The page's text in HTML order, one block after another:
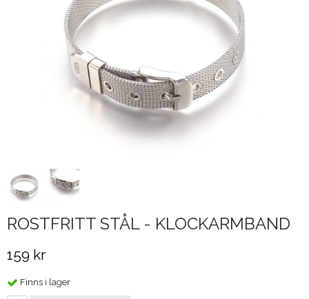
ROSTFRITT STÅL - KLOCKARMBAND
159 kr
Finns i lager